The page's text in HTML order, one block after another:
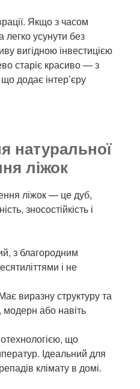
Якщо з часом
легко усунути без
вигідною інвестицією
старіє красиво — з
додає інтер’єру
натуральної
ліжок
ліжок — це дуб,
зносостійкість і
з благородним
і не
виразну структуру та
модерн або навіть
що
Ідеальний для
клімату в домі.